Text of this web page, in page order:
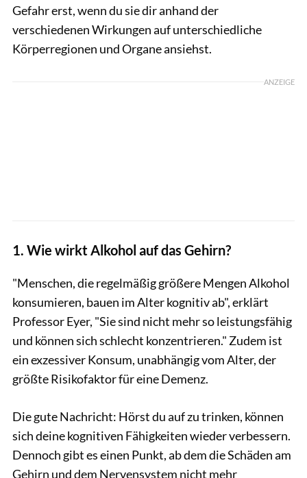
Gefahr erst, wenn du sie dir anhand der
verschiedenen Wirkungen auf unterschiedliche
Körperregionen und Organe ansiehst.
ANZEIGE
1. Wie wirkt Alkohol auf das Gehirn?
"Menschen, die regelmäßig größere Mengen Alkohol
konsumieren, bauen im Alter kognitiv ab", erklärt
Professor Eyer, "Sie sind nicht mehr so leistungsfähig
und können sich schlecht konzentrieren." Zudem ist
ein exzessiver Konsum, unabhängig vom Alter, der
größte Risikofaktor für eine Demenz.
Die gute Nachricht: Hörst du auf zu trinken, können
sich deine kognitiven Fähigkeiten wieder verbessern.
Dennoch gibt es einen Punkt, ab dem die Schäden am
Gehirn und dem Nervensystem nicht mehr